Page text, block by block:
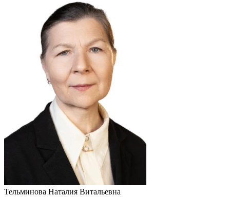
Тельминова Наталия Витальевна